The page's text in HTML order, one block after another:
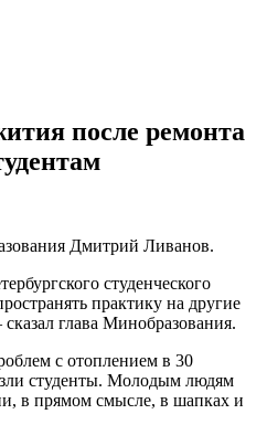
после ремонта
Дмитрий Ливанов.
студенческого
практику на другие
глава Минобразования.
с отоплением в 30
студенты. Молодым людям
в прямом смысле, в шапках и